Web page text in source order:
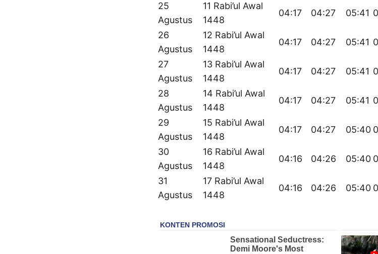
25
Agustus
11 Rabi’ul Awal
1448
04:17 04:27 05:41
26
Agustus
12 Rabi’ul Awal
1448
04:17 04:27 05:41
27
Agustus
13 Rabi’ul Awal
1448
04:17 04:27 05:41
28
Agustus
14 Rabi’ul Awal
1448
04:17 04:27 05:41
29
Agustus
15 Rabi’ul Awal
1448
04:17 04:27 05:40
30
Agustus
16 Rabi’ul Awal
1448
04:16 04:26 05:40
31
Agustus
17 Rabi’ul Awal
1448
04:16 04:26 05:40